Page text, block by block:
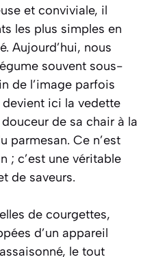
et conviviale, il
les plus simples en
Aujourd’hui, nous
souvent sous-
de l’image parfois
devient ici la vedette
de sa chair à la
parmesan. Ce n’est
; c’est une véritable
de saveurs.
de courgettes,
d’un appareil
le tout